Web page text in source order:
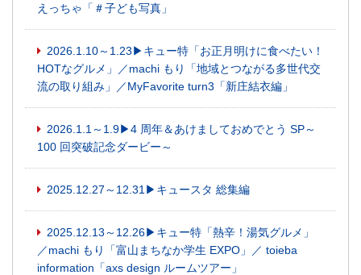
えっちゃ「＃子ども写真」
2026.1.10～1.23▶キュー特「お正月明けに食べたい！
HOTなグルメ」／machi もり「地域とつながる多世代交
流の取り組み」／MyFavorite turn3「新庄結衣編」
2026.1.1～1.9▶4 周年＆あけましておめでとう SP～
100 回突破記念ダービー～
2025.12.27～12.31▶キュースタ 総集編
2025.12.13～12.26▶キュー特「熱辛！湯気グルメ」
／machi もり「富山まちなか学生 EXPO」／ toieba
information「axs design ルームツアー」